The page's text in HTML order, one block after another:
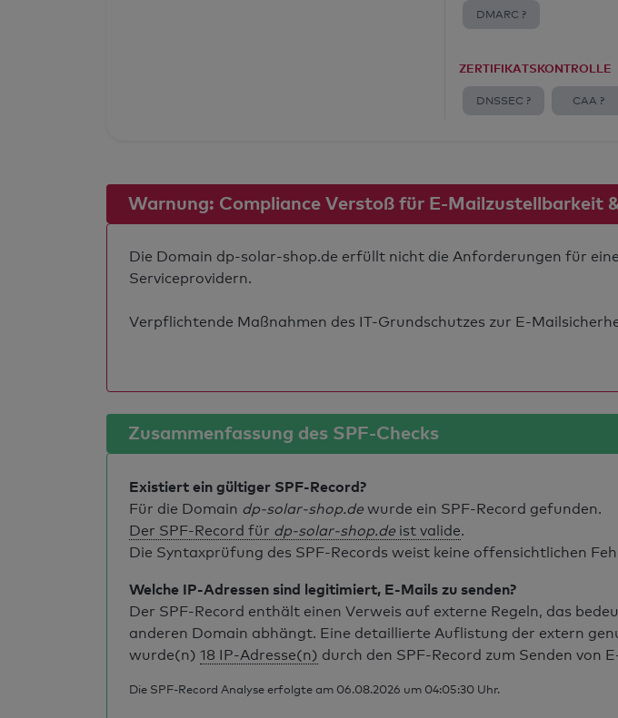
DMARC ?
ZERTIFIKATSKONTROLLE
DNSSEC ? CAA ?
Warnung: Compliance Verstoß für E-Mailzustellbarkeit
Die Domain dp-solar-shop.de erfüllt nicht die Anforderungen für
Serviceprovidern.
Verpflichtende Maßnahmen des IT-Grundschutzes zur E-
Zusammenfassung des SPF-Checks
Existiert ein gültiger SPF-Record?
Für die Domain dp-solar-shop.de wurde ein SPF-Record gefunden.
Der SPF-Record für dp-solar-shop.de ist valide.
Die Syntaxprüfung des SPF-Records weist keine offensichtlichen
Welche IP-Adressen sind legitimiert, E-Mails zu senden?
Der SPF-Record enthält einen Verweis auf externe Regeln, das
anderen Domain abhängt. Eine detaillierte Auflistung der extern
wurde(n) 18 IP-Adresse(n) durch den SPF-Record zum Senden von
Die SPF-Record Analyse erfolgte am 06.08.2026 um 04:05:30 Uhr.